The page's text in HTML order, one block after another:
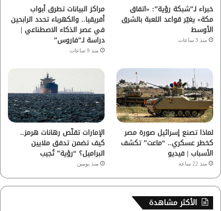
م
خبراء لـ”شبكة رؤية”: «اتفاق
مكة» يغيّر قواعد اللعبة بالشرق
الأوسط
منذ 3 ساعات
مراكز البيانات تطرق أبواب
أفريقيا.. والكهرباء تحدد الرابحين
في عصر الذكاء الاصطناعي |
دراسة لـ”فاروس”
منذ 9 ساعات
لماذا تصنع إسرائيل صورة مصر
كخطر عسكري.. “ماعت” تكشف
الأسباب | فيديو
منذ 22 ساعة
الإمارات تقلّص رهانات هرمز..
كيف تضمن تدفق ملايين
البراميل؟ “رؤية” تُجيب
منذ يومين
الأكثر مشاهدة